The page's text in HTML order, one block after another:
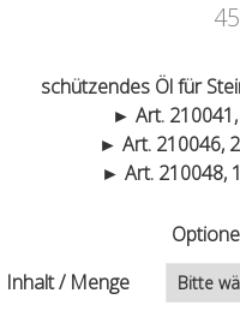
schützendes Öl für
► Art.
► Art. 210046,
► Art. 210048,
Inhalt / Menge